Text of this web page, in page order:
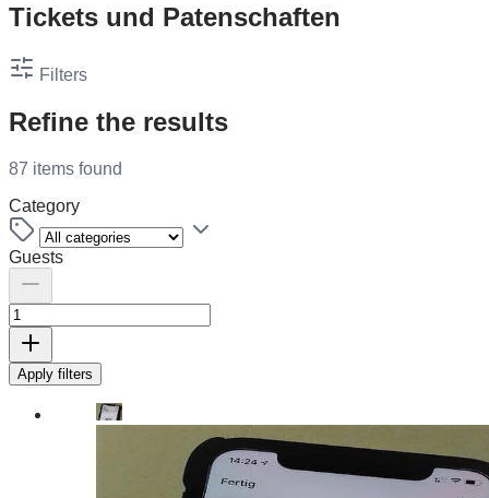
Tickets und Patenschaften
Filters
Refine the results
87 items found
Category
Guests
Apply filters